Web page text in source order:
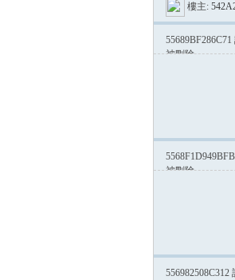
方
» ›
樓主:
55689BF286C71
被刪除
5568F1D949BFB
被刪除
556982508C312